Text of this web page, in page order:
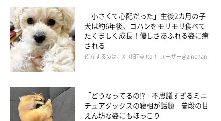
「小さくて心配だった」生後2カ月の子
犬は約6年後、ゴハンをモリモリ食べて
たくましく成長！優しさあふれる姿に癒
される
紹介するのは、X（旧Twitter）ユーザー@ginchan
…
「どうなってるの!?」不思議すぎるミニ
チュアダックスの寝相が話題 普段の甘
えん坊な姿にもほっこり